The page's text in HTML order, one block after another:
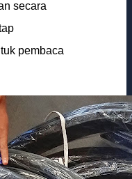
secara
pembaca